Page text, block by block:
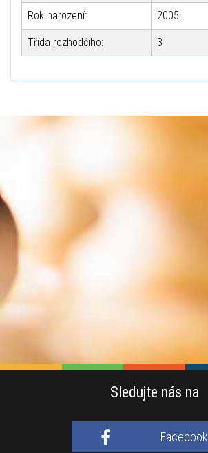
Rok narození: 2005
Třída rozhodčího: 3
Sledujte nás na
Facebook